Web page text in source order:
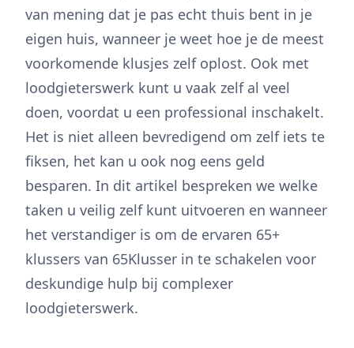
van mening dat je pas echt thuis bent in je
eigen huis, wanneer je weet hoe je de meest
voorkomende klusjes zelf oplost. Ook met
loodgieterswerk kunt u vaak zelf al veel
doen, voordat u een professional inschakelt.
Het is niet alleen bevredigend om zelf iets te
fiksen, het kan u ook nog eens geld
besparen. In dit artikel bespreken we welke
taken u veilig zelf kunt uitvoeren en wanneer
het verstandiger is om de ervaren 65+
klussers van 65Klusser in te schakelen voor
deskundige hulp bij complexer
loodgieterswerk.